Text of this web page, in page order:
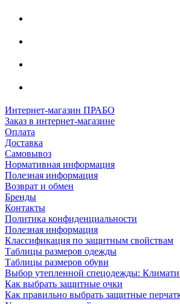
Интернет-магазин ПРАБО
Заказ в интернет-магазине
Оплата
Доставка
Самовывоз
Нормативная информация
Полезная информация
Возврат и обмен
Бренды
Контакты
Политика конфиденциальности
Полезная информация
Классификация по защитным свойствам
Таблицы размеров одежды
Таблицы размеров обуви
Выбор утепленной спецодежды:
Как выбрать защитные очки
Как правильно выбрать защитные